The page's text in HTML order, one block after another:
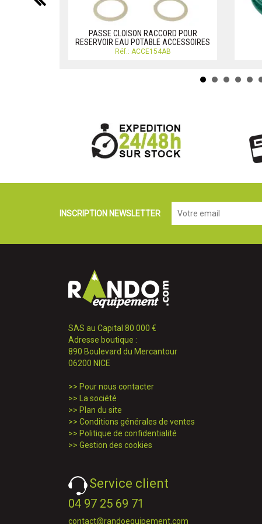
PASSE CLOISON RACCORD POUR
RESERVOIR EAU POTABLE ACCESSOIRES
Réf.: ACCE154AB
INSCRIPTION NEWSLETTER
SAS au Capital 80 000 €
Adresse boutique :
890 Boulevard du Mercantour
06200 NICE
>> Pour nous contacter
>> La société
>> Plan du site
>> Conditions générales de ventes
>> Politique de confidentialité
>> Gestion des cookies
Service client
04 97 25 69 71
contact@randoequipement.com